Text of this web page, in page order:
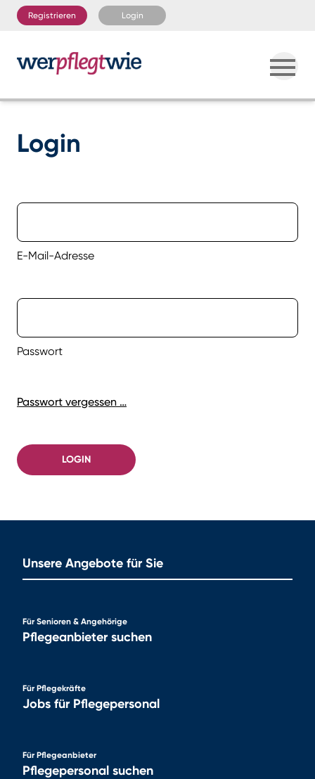
Registrieren Login
Login
E-Mail-Adresse
Passwort
Passwort vergessen …
LOGIN
Unsere Angebote für Sie
Für Senioren & Angehörige
Pflegeanbieter suchen
Für Pflegekräfte
Jobs für Pflegepersonal
Für Pflegeanbieter
Pflegepersonal suchen